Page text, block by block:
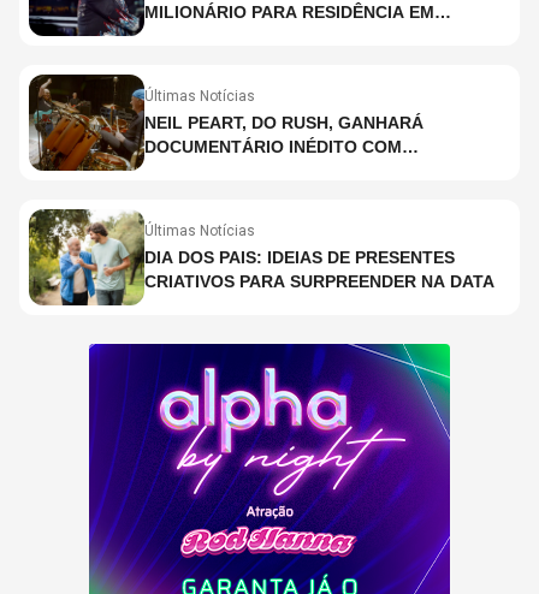
MILIONÁRIO PARA RESIDÊNCIA EM
Últimas Notícias
NEIL PEART, DO RUSH, GANHARÁ
DOCUMENTÁRIO INÉDITO COM
Últimas Notícias
DIA DOS PAIS: IDEIAS DE PRESENTES
CRIATIVOS PARA SURPREENDER NA DATA